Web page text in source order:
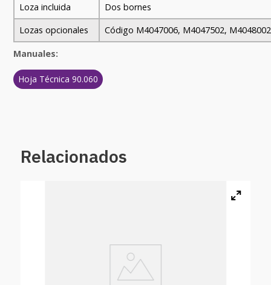
Loza incluida
Dos bornes
Lozas opcionales
Código M4047006, M4047502,
Manuales:
Hoja Técnica 90.060
Relacionados